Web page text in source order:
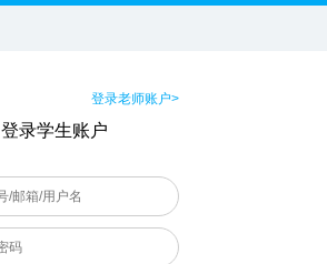
登录老师账户>
登录学生账户